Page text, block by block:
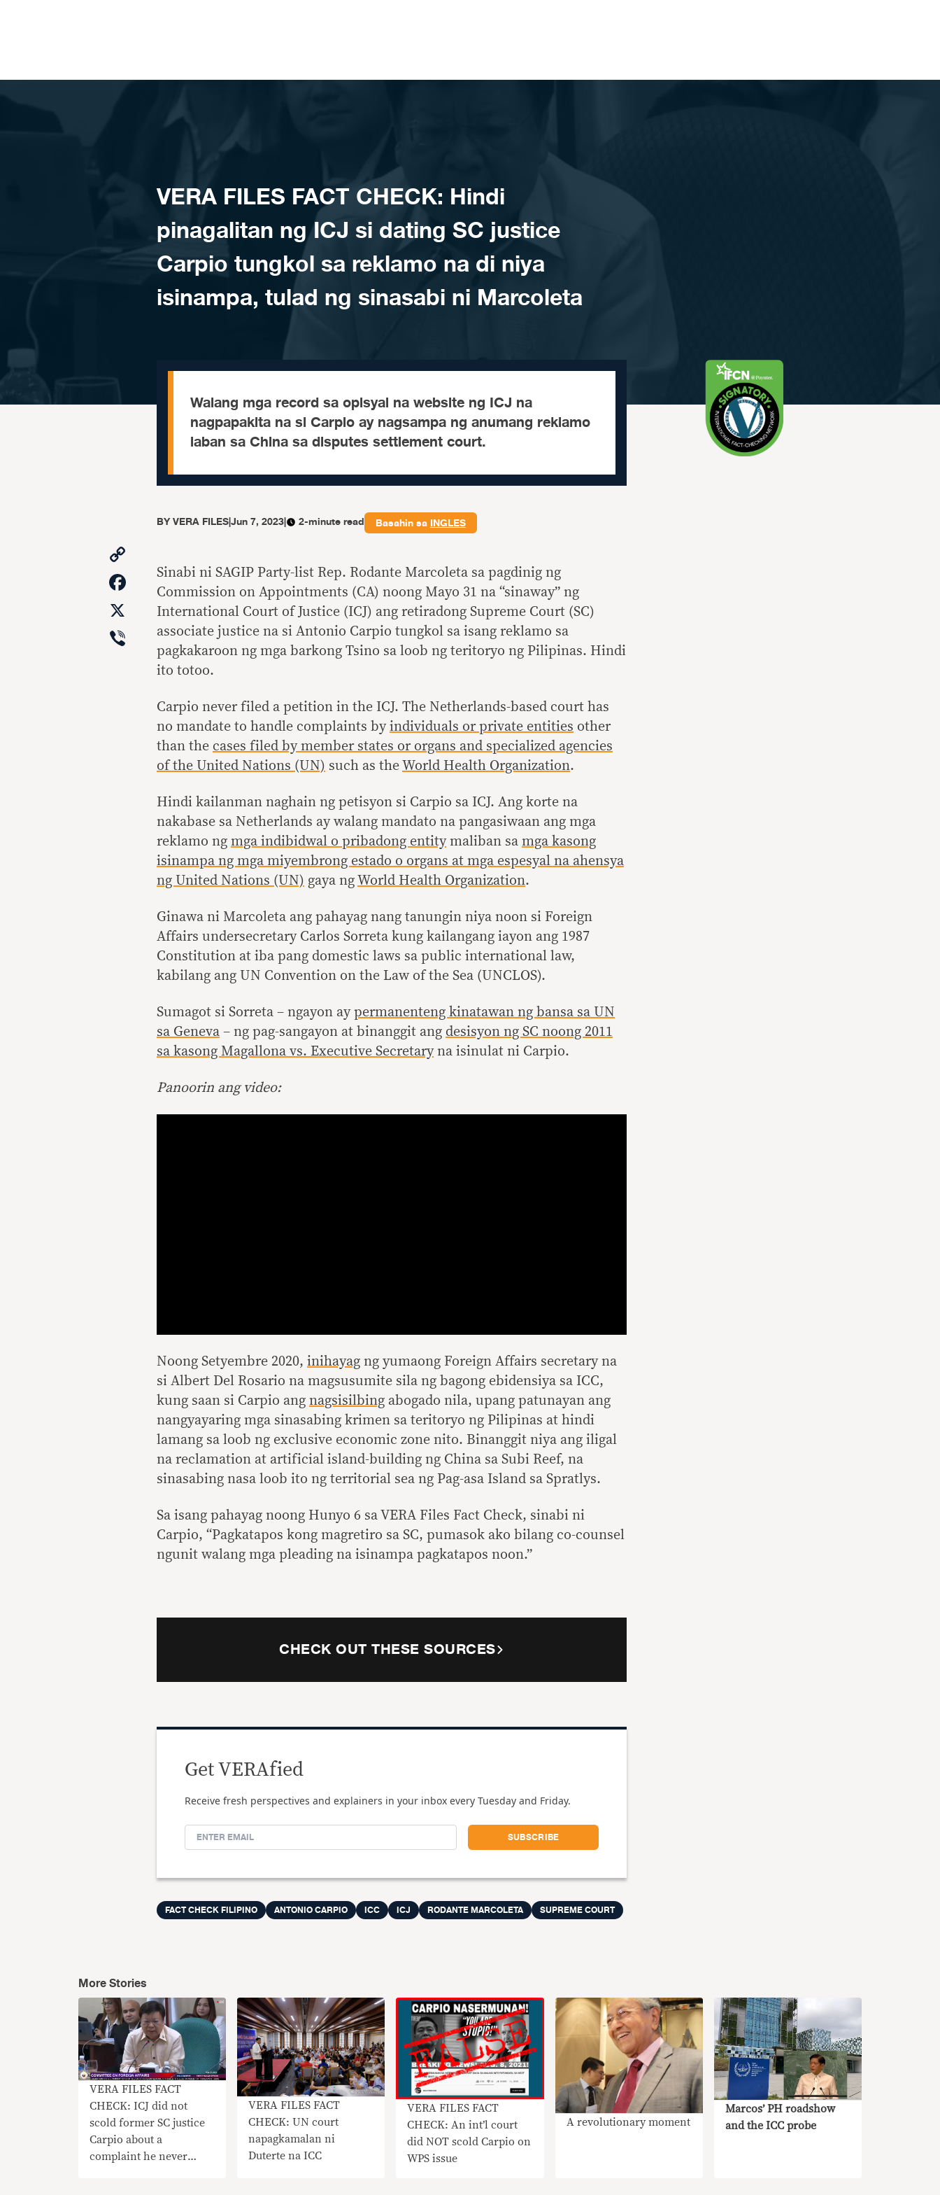
VERA FILES FACT CHECK: Hindi
pinagalitan ng ICJ si dating SC justice
Carpio tungkol sa reklamo na di niya
isinampa, tulad ng sinasabi ni Marcoleta
Walang mga record sa opisyal na website ng ICJ na
nagpapakita na si Carpio ay nagsampa ng anumang reklamo
laban sa China sa disputes settlement court.
BYVERA FILES|Jun 7, 2023| 2-minute read Basahin saINGLES
Link
Facebook
Viber
Sinabi ni SAGIP Party-list Rep. Rodante Marcoleta sa pagdinig ng
Commission on Appointments (CA) noong Mayo 31 na “sinaway” ng
International Court of Justice (ICJ) ang retiradong Supreme Court (SC)
associate justice na si Antonio Carpio tungkol sa isang reklamo sa
pagkakaroon ng mga barkong Tsino sa loob ng teritoryo ng Pilipinas. Hindi
ito totoo.
Carpio never filed a petition in the ICJ. The Netherlands-based court has
no mandate to handle complaints by individuals or private entities other
than the cases filed by member states or organs and specialized agencies
of the United Nations (UN) such as the World Health Organization.
Hindi kailanman naghain ng petisyon si Carpio sa ICJ. Ang korte na
nakabase sa Netherlands ay walang mandato na pangasiwaan ang mga
reklamo ng mga indibidwal o pribadong entitymaliban sa mga kasong
isinampa ng mga miyembrong estado o organs at mga espesyal na ahensya
ng United Nations (UN) gaya ng World Health Organization.
Ginawa ni Marcoleta ang pahayag nang tanungin niya noon si Foreign
Affairs undersecretary Carlos Sorreta kung kailangang iayon ang 1987
Constitution at iba pang domestic laws sa public international law,
kabilang ang UN Convention on the Law of the Sea (UNCLOS).
Sumagot si Sorreta – ngayon ay permanenteng kinatawan ng bansa sa UN
sa Geneva – ng pag-sangayon at binanggit ang desisyon ng SC noong 2011
sa kasong Magallona vs. Executive Secretaryna isinulat ni Carpio.
Panoorin ang video:
Noong Setyembre 2020, inihayag ng yumaong Foreign Affairs secretary na
si Albert Del Rosario na magsusumite sila ng bagong ebidensiya sa ICC,
kung saan si Carpio ang nagsisilbing abogado nila, upang patunayan ang
nangyayaring mga sinasabing krimen sa teritoryo ng Pilipinas at hindi
lamang sa loob ng exclusive economic zone nito. Binanggit niya ang iligal
na reclamation at artificial island-building ng China sa Subi Reef, na
sinasabing nasa loob ito ng territorial sea ng Pag-asa Island sa Spratlys.
Sa isang pahayag noong Hunyo 6 sa VERA Files Fact Check, sinabi ni
Carpio, “Pagkatapos kong magretiro sa SC, pumasok ako bilang co-counsel
ngunit walang mga pleading na isinampa pagkatapos noon.”
CHECK OUT THESE SOURCES
Get VERAfied
Receive fresh perspectives and explainers in your inbox every Tuesday and Friday.
FACT CHECK FILIPINO ANTONIO CARPIO ICC ICJ RODANTE MARCOLETA SUPREME COURT
More Stories
VERA FILES FACT
CHECK: ICJ did not
scold former SC justice
Carpio about a
complaint he never
VERA FILES FACT
CHECK: UN court
napagkamalan ni
Duterte na ICC
VERA FILES FACT
CHECK: An int’l court
did NOT scold Carpio on
WPS issue
A revolutionary moment
Marcos’ PH roadshow
and the ICC probe